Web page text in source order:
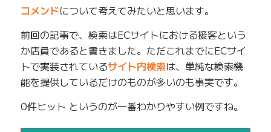
コメンドについて考えてみたいと思います。
前回の記事で、検索はECサイトにおける接客という
か店員であると書きました。ただこれまでにECサイ
トで実装されているサイト内検索は、単純な検索機
能を提供しているだけのものが多いのも事実です。
0件ヒット というのが一番わかりやすい例ですね。